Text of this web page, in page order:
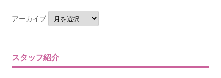
アーカイブ
スタッフ紹介